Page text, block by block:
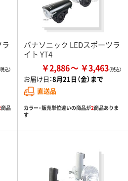
商品
パナソニック LEDスポーツラ
イト YT4
￥2,886 ￥3,463
お届け日：8月21日（金）まで
直送品
カラー・販売単位違いの商品が2商品ありま
す